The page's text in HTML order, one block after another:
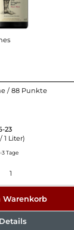
/ 88 Punkte
23
1 Liter)
Tage
Warenkorb
Details